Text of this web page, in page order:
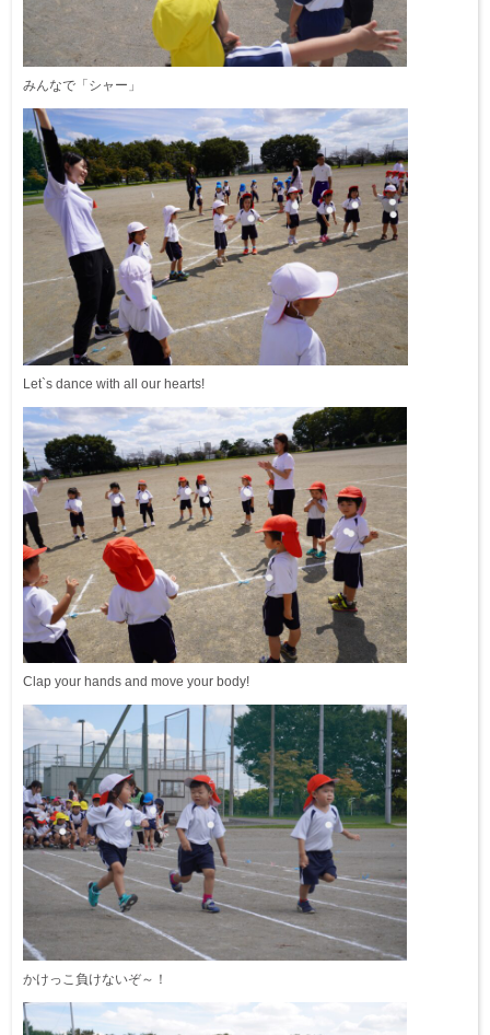
みんなで「シャー」
Let`s dance with all our hearts!
Clap your hands and move your body!
かけっこ負けないぞ～！